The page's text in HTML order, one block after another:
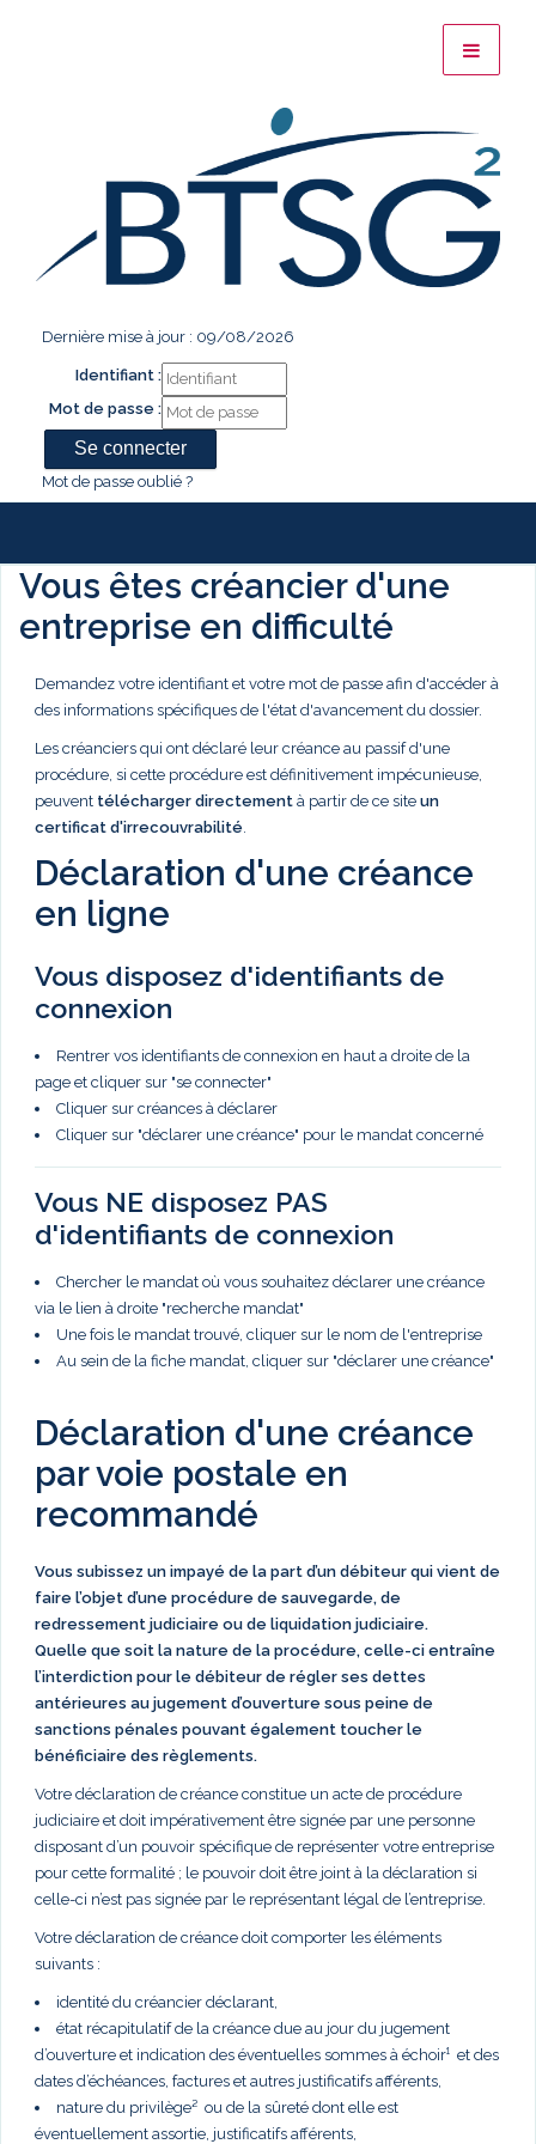
Dernière mise à jour : 09/08/2026
Identifiant :
Mot de passe :
Mot de passe oublié ?
Vous êtes créancier d'une
entreprise en difficulté
Demandez votre identifiant et votre mot de passe afin d'accéder à
des informations spécifiques de l'état d'avancement du dossier.
Les créanciers qui ont déclaré leur créance au passif d'une
procédure, si cette procédure est définitivement impécunieuse,
peuvent télécharger directement à partir de ce site un
certificat d'irrecouvrabilité.
Déclaration d'une créance
en ligne
Vous disposez d'identifiants de
connexion
Rentrer vos identifiants de connexion en haut a droite de la
page et cliquer sur "se connecter"
Cliquer sur créances à déclarer
Cliquer sur "déclarer une créance" pour le mandat concerné
Vous NE disposez PAS
d'identifiants de connexion
Chercher le mandat où vous souhaitez déclarer une créance
via le lien à droite "recherche mandat"
Une fois le mandat trouvé, cliquer sur le nom de l'entreprise
Au sein de la fiche mandat, cliquer sur "déclarer une créance"
Déclaration d'une créance
par voie postale en
recommandé
Vous subissez un impayé de la part d’un débiteur qui vient de
faire l’objet d’une procédure de sauvegarde, de
redressement judiciaire ou de liquidation judiciaire.
Quelle que soit la nature de la procédure, celle-ci entraîne
l’interdiction pour le débiteur de régler ses dettes
antérieures au jugement d’ouverture sous peine de
sanctions pénales pouvant également toucher le
bénéficiaire des règlements.
Votre déclaration de créance constitue un acte de procédure
judiciaire et doit impérativement être signée par une personne
disposant d’un pouvoir spécifique de représenter votre entreprise
pour cette formalité ; le pouvoir doit être joint à la déclaration si
celle-ci n’est pas signée par le représentant légal de l’entreprise.
Votre déclaration de créance doit comporter les éléments
suivants :
identité du créancier déclarant,
état récapitulatif de la créance due au jour du jugement
d’ouverture et indication des éventuelles sommes à échoir¹ et des
dates d’échéances, factures et autres justificatifs afférents,
nature du privilège² ou de la sûreté dont elle est
éventuellement assortie, justificatifs afférents,